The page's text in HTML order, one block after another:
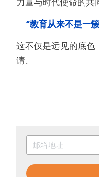
“教育从来不是一
这不仅是远见的底色
请。